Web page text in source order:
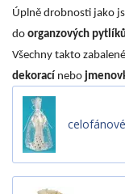
Úplně drobnosti jako
do organzových
Všechny takto
dekorací nebo